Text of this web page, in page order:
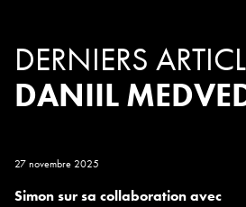
DERNIERS
DANIIL
27 novembre 2025
Simon sur sa collaboration avec